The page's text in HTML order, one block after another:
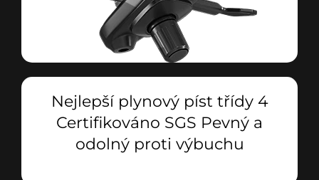
Nejlepší plynový píst třídy 4
Certifikováno SGS Pevný a
odolný proti výbuchu